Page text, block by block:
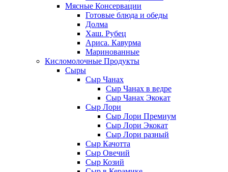
Мясные Консервации
Готовые блюда и обеды
Долма
Хаш. Рубец
Ариса. Кавурма
Маринованные
Кисломолочные Продукты
Сыры
Сыр Чанах
Сыр Чанах в ведре
Сыр Чанах Экокат
Сыр Лори
Сыр Лори Премиум
Сыр Лори Экокат
Сыр Лори разный
Сыр Качотта
Сыр Овечий
Сыр Козий